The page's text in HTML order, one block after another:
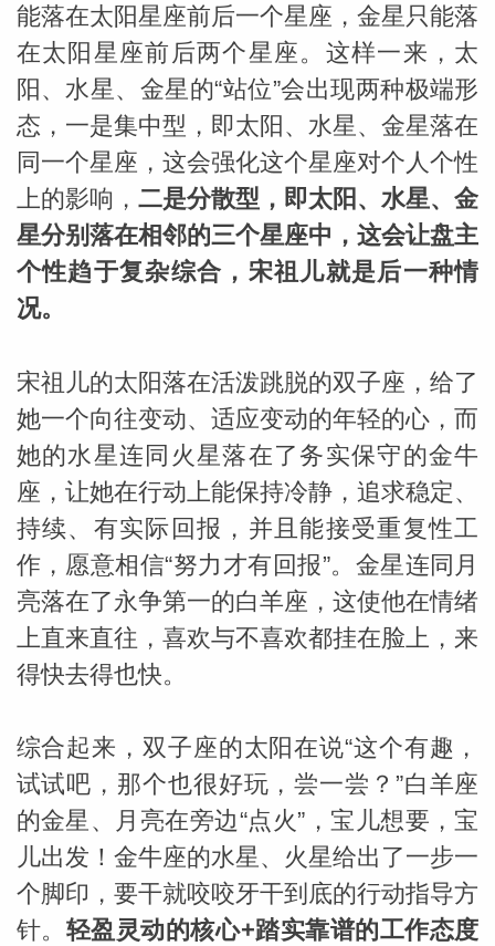
能落在太阳星座前后一个星座，金星只能落
在太阳星座前后两个星座。这样一来，太
阳、水星、金星的“站位”会出现两种极端形
态，一是集中型，即太阳、水星、金星落在
同一个星座，这会强化这个星座对个人个性
上的影响， 二是分散型，即太阳、水星、金
星分别落在相邻的三个星座中，这会让盘主
个性趋于复杂综合，宋祖儿就是后一种情
况。
宋祖儿的太阳落在活泼跳脱的双子座，给了
她一个向往变动、适应变动的年轻的心，而
她的水星连同火星落在了务实保守的金牛
座，让她在行动上能保持冷静，追求稳定、
持续、有实际回报，并且能接受重复性工
作，愿意相信“努力才有回报”。金星连同月
亮落在了永争第一的白羊座，这使他在情绪
上直来直往，喜欢与不喜欢都挂在脸上，来
得快去得也快。
综合起来，双子座的太阳在说“这个有趣，
试试吧，那个也很好玩，尝一尝？”白羊座
的金星、月亮在旁边“点火”，宝儿想要，宝
儿出发！金牛座的水星、火星给出了一步一
个脚印，要干就咬咬牙干到底的行动指导方
针。 轻盈灵动的核心+踏实靠谱的工作态度